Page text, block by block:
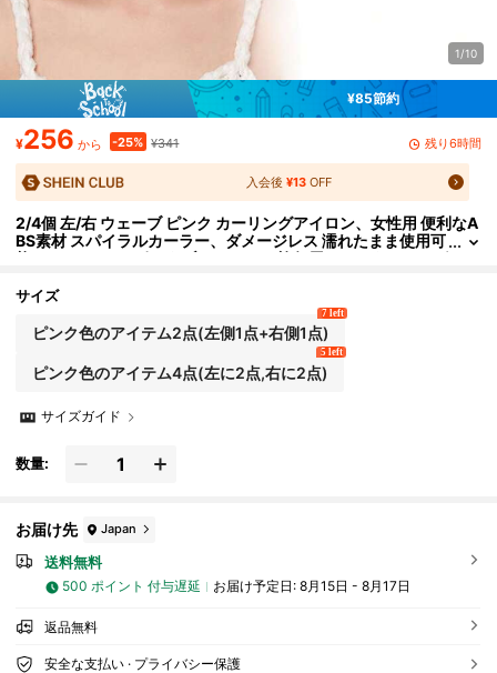
1/10
¥85節約
¥256 から -25% ¥341 残り6時間
入会後¥13 OFF
2/4個 左/右 ウェーブ ピンク カーリングアイロン、女性用 便利なA
BS素材 スパイラルカーラー、ダメージレス 濡れたまま使用可
能、コンパクト&ポータブル ホーム、旅行用ヘアスタイリング
サイズ
ピンク色のアイテム2点(左側1点+右側1点)
7 left
ピンク色のアイテム4点(左に2点,右に2点)
5 left
サイズガイド
数量:
お届け先 Japan
送料無料
500 ポイント 付与遅延 お届け予定日: 8月15日 - 8月17日
返品無料
安全な支払い · プライバシー保護